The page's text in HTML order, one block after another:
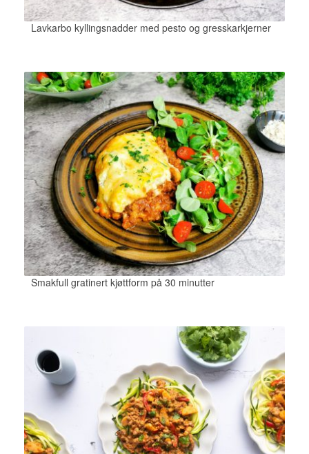
Lavkarbo kyllingsnadder med pesto og gresskarkjerner
Smakfull gratinert kjøttform på 30 minutter